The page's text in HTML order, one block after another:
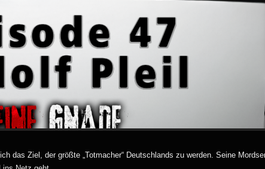
Ziel, der größte „Totmacher“ Deutschlands zu werden. Seine